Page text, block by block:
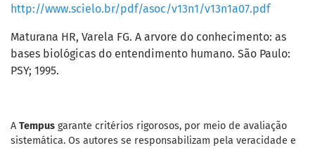
http://www.scielo.br/pdf/asoc/v13n1/v13n1a07.pdf
Maturana HR, Varela FG. A arvore do conhecimento: as
bases biológicas do entendimento humano. São Paulo:
PSY; 1995.
A Tempus garante critérios rigorosos, por meio de avaliação
sistemática. Os autores se responsabilizam pela veracidade e